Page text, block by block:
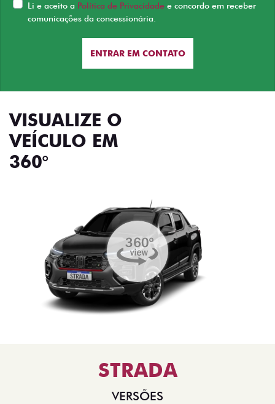
Li e aceito a Política de Privacidade e concordo em receber
comunicações da concessionária.
ENTRAR EM CONTATO
VISUALIZE O
VEÍCULO EM
360°
STRADA
VERSÕES